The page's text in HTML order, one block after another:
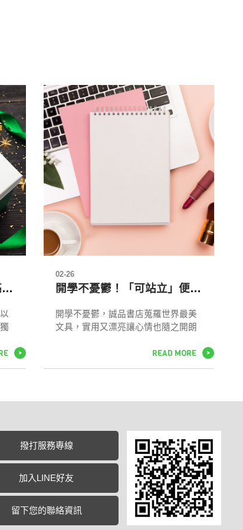
禮盒工廠的設計魔法：點亮鋼筆禮盒設計的無限可能性
>
02-26
開學不憂鬱！「可站立」便條紙、小熱狗橡皮擦 誠品開學季趣味療癒
開學不憂鬱，誠品書店蒐羅世界最美
文具，實用又漂亮讓心情也隨之開朗
製的「PLUS Team-Demi磁吸文具
READ MORE >
撥打服務專線
加入LINE好友
留下您的聯絡資訊